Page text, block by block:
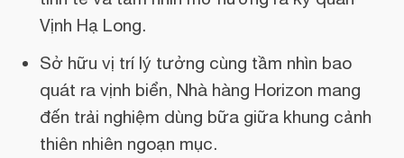
Vịnh Hạ Long.
Sở hữu vị trí lý tưởng cùng tầm nhìn bao
quát ra vịnh biển, Nhà hàng Horizon mang
đến trải nghiệm dùng bữa giữa khung cảnh
thiên nhiên ngoạn mục.